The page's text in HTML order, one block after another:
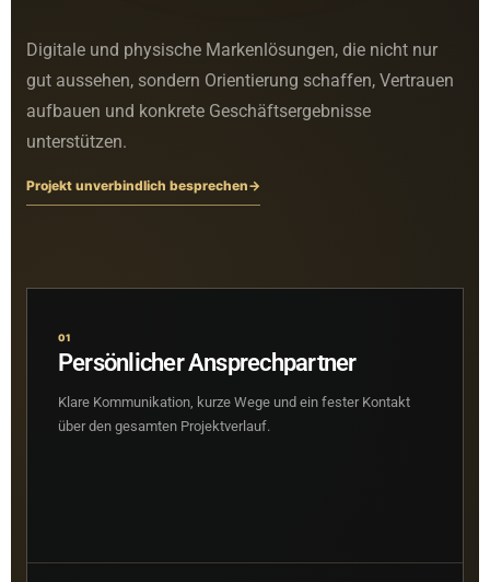
Digitale und physische Markenlösungen, die nicht nur
gut aussehen, sondern Orientierung schaffen, Vertrauen
aufbauen und konkrete Geschäftsergebnisse
unterstützen.
Projekt unverbindlich besprechen→
01
Persönlicher Ansprechpartner
Klare Kommunikation, kurze Wege und ein fester Kontakt
über den gesamten Projektverlauf.